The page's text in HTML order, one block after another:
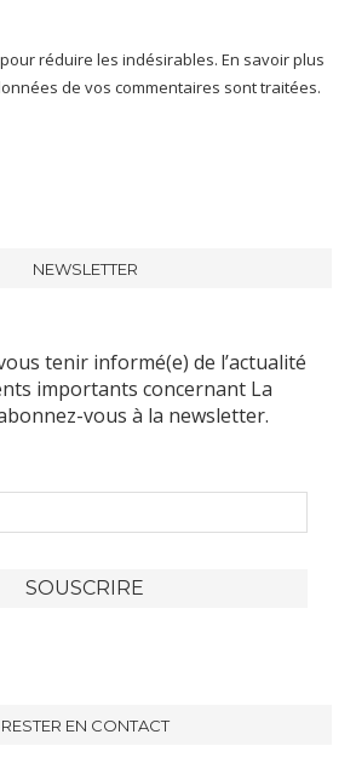
réduire les indésirables. En savoir plus
de vos commentaires sont traitées.
NEWSLETTER
tenir informé(e) de l’actualité
importants concernant La
vous à la newsletter.
RESTER EN CONTACT